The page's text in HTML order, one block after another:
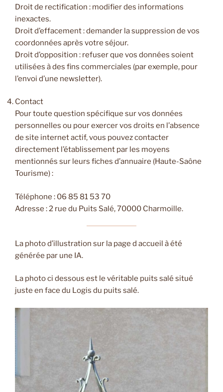
Droit de rectification : modifier des informations
inexactes.
Droit d’effacement : demander la suppression de vos
coordonnées après votre séjour.
Droit d’opposition : refuser que vos données soient
utilisées à des fins commerciales (par exemple, pour
l’envoi d’une newsletter).
Contact
Pour toute question spécifique sur vos données
personnelles ou pour exercer vos droits en l’absence
de site internet actif, vous pouvez contacter
directement l’établissement par les moyens
mentionnés sur leurs fiches d’annuaire (Haute-Saône
Tourisme) :
Téléphone : 06 85 81 53 70
Adresse : 2 rue du Puits Salé, 70000 Charmoille.
La photo d’illustration sur la page d accueil à été
générée par une IA.
La photo ci dessous est le véritable puits salé situé
juste en face du Logis du puits salé.